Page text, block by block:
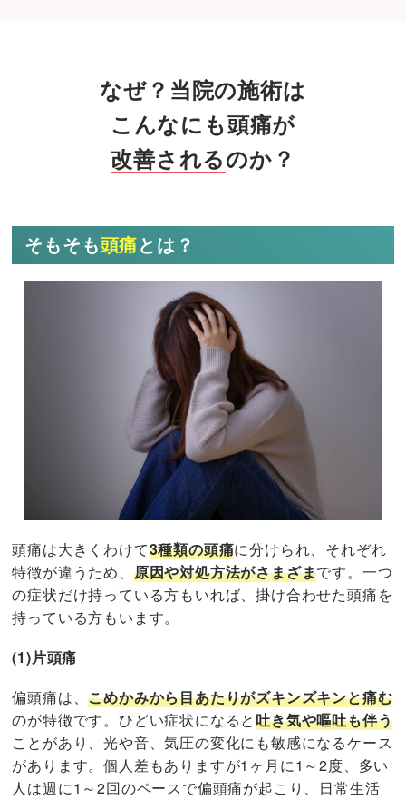
なぜ？当院の施術は
こんなにも頭痛が
改善されるのか？
そもそも頭痛とは？
頭痛は大きくわけて3種類の頭痛に分けられ、それぞれ
特徴が違うため、 原因や対処方法がさまざまです。一つ
の症状だけ持っている方もいれば、掛け合わせた頭痛を
持っている方もいます。
(1)片頭痛
偏頭痛は、こめかみから目あたりがズキンズキンと痛む
のが特徴です。ひどい症状になると吐き気や嘔吐も伴う
ことがあり、光や音、気圧の変化にも敏感になるケース
があります。個人差もありますが1ヶ月に1～2度、多い
人は週に1～2回のペースで偏頭痛が起こり、日常生活